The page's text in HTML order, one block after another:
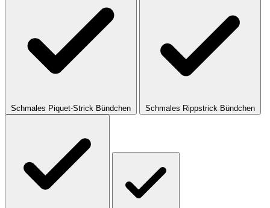
Schmales Piquet-Strick Bündchen Schmales Rippstrick Bündchen